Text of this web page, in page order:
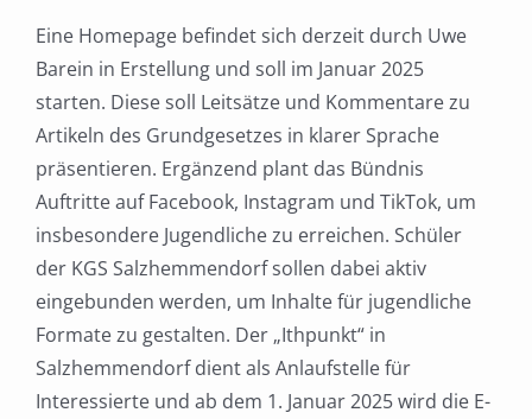
Eine Homepage befindet sich derzeit durch Uwe
Barein in Erstellung und soll im Januar 2025
starten. Diese soll Leitsätze und Kommentare zu
Artikeln des Grundgesetzes in klarer Sprache
präsentieren. Ergänzend plant das Bündnis
Auftritte auf Facebook, Instagram und TikTok, um
insbesondere Jugendliche zu erreichen. Schüler
der KGS Salzhemmendorf sollen dabei aktiv
eingebunden werden, um Inhalte für jugendliche
Formate zu gestalten. Der „Ithpunkt“ in
Salzhemmendorf dient als Anlaufstelle für
Interessierte und ab dem 1. Januar 2025 wird die E-